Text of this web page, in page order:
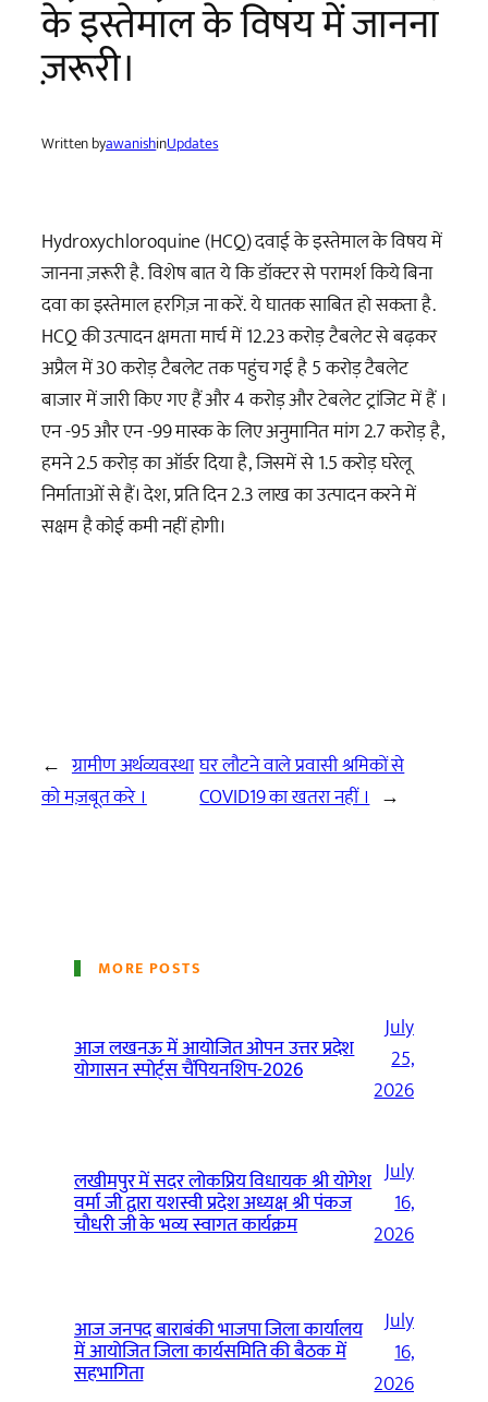
के इस्तेमाल के विषय में जानना
ज़रूरी।
Written byawanishinUpdates
Hydroxychloroquine (HCQ) दवाई के इस्तेमाल के विषय में
जानना ज़रूरी है. विशेष बात ये कि डॉक्टर से परामर्श किये बिना
दवा का इस्तेमाल हरगिज़ ना करें. ये घातक साबित हो सकता है.
HCQ की उत्पादन क्षमता मार्च में 12.23 करोड़ टैबलेट से बढ़कर
अप्रैल में 30 करोड़ टैबलेट तक पहुंच गई है 5 करोड़ टैबलेट
बाजार में जारी किए गए हैं और 4 करोड़ और टेबलेट ट्रांजिट में हैं ।
एन -95 और एन -99 मास्क के लिए अनुमानित मांग 2.7 करोड़ है,
हमने 2.5 करोड़ का ऑर्डर दिया है, जिसमें से 1.5 करोड़ घरेलू
निर्माताओं से हैं। देश, प्रति दिन 2.3 लाख का उत्पादन करने में
सक्षम है कोई कमी नहीं होगी।
← ग्रामीण अर्थव्यवस्था
को मज़बूत करे ।
घर लौटने वाले प्रवासी श्रमिकों से
COVID19 का खतरा नहीं । →
MORE POSTS
आज लखनऊ में आयोजित ओपन उत्तर प्रदेश
योगासन स्पोर्ट्स चैंपियनशिप-2026
July
25,
2026
लखीमपुर में सदर लोकप्रिय विधायक श्री योगेश
वर्मा जी द्वारा यशस्वी प्रदेश अध्यक्ष श्री पंकज
चौधरी जी के भव्य स्वागत कार्यक्रम
July
16,
2026
आज जनपद बाराबंकी भाजपा जिला कार्यालय
में आयोजित जिला कार्यसमिति की बैठक में
सहभागिता
July
16,
2026